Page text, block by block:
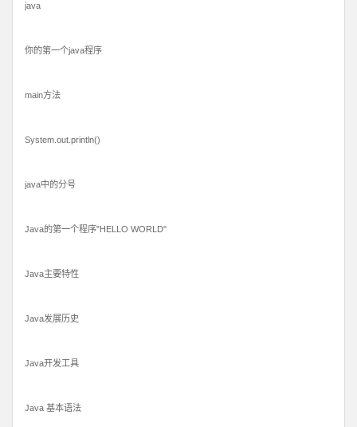
java
你的第一个java程序
main方法
System.out.println()
java中的分号
Java的第一个程序"HELLO WORLD"
Java主要特性
Java发展历史
Java开发工具
Java 基本语法